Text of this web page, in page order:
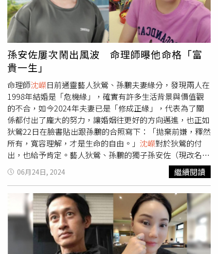
報，但善惡功過兩不相抵，神明不會介入個人的因果惡
報。」如果江坤俊想要東山再起，瑤池金母給出的解方是：
「打從心底懺悔並承認錯誤，並收斂行為。若一意孤行，或
不承認自己的錯誤，未來的發展就不會明朗。」
力，走到哪都不怕沒飯吃。比起這些金錢損失，江坤俊更不
知如何面對太太、女兒，現在只想盡可能的補救家庭關係。
沈嶸表示江坤俊現在陷入「自刑（自我刑剋）」，運勢跌到
谷底，因果簿上的不良業力有「欺騙」、「背叛」、「花
心」、「好色」、「貪婪」、「油嘴滑舌」，爆出性騷消息
可說是一點都不意外，雖然江坤俊帶「天命」，具有「連旺
20年」的命格，但現已是「惡業大爆發」，且只剩3年的氣
運，形象人設大崩壞，一敗塗地自毀前程，雖然年底運勢有
望逐漸回穩，但也不會再像過去這麼風光。至於外遇風波是
否會導致江坤俊離婚？沈嶸分析江坤俊和劉藺秦目前都沒有
離婚的打算。但是劉藺秦「自刑」相當嚴重，雖然表面上說
「家庭狀況一切良好」，實則心情惡劣，完全不願意接受整
件事。兩人關係已從結婚時的「先天正緣（前世就結下的正
姻緣）」變成「刑剋（互相損害的關係）」，雖然表面看似
和諧，但緣分能量已崩壞。
進一步調閱兩人前世表示，
兩人曾做過一世夫妻，前世江坤俊是大戶人家的富家公子，
娶了劉藺秦後將收入與家中大權都交給她，對她非常放心，
這與此生兩人相處模式不謀而合。前世劉藺秦相當感恩江坤
俊的信任，為了報恩，此生甘願幫他打理家中大小事，讓他
放心衝刺事業。正是前世深厚的緣分，目前的風波還不至於
讓兩人感情破裂，劉藺秦對江坤俊沒有愛情也有恩情，願意
為了家庭忍氣吞聲，想方設法也要維持先生的形象，是非常
孫安佐屢次鬧出風波 命理師曝他命格「富
貴一生」
命理師沈嶸日前通靈藝人狄鶯、孫鵬夫妻緣分，發現兩人在
1998年結婚是「危機緣」，確實有許多生活背景與價值觀
的不合，如今2024年夫妻已是「修成正緣」，代表為了關
係都付出了龐大的努力，讓婚姻往更好的方向邁進，也正如
狄鶯22日在臉書貼出跟孫鵬的合照寫下：「拋棄前嫌，釋然
所有，寬容理解，才是生命的自由。」 沈嶸對於狄鶯的付
出，也給予肯定。藝人狄鶯、孫鵬的獨子孫安佐（現改名
「孫健豪」）屢次鬧出風波，兩夫妻為他善後燒了不少錢，
外傳狄鶯、孫鵬夫妻把孫安佐從美國救回燒了近3千多萬台
幣，在美奔波期間還要負擔住宿費、交通費，孫安佐回台後
又被起訴花錢打官司4年，這次孫鵬又為兒子聘請3位知名律
師，花了30萬元交保，加上從小讀私校每年學費約60萬、
美國學費200萬，總費用估計是一棟豪宅的錢。雖然外界不
斷喊話兩夫妻再不放手會「晚年淒涼」，但孫家似乎一樣過
著富有的生活，並沒有受到太大的影響。究竟孫家是否真如
06月24日, 2024 繼續閱讀